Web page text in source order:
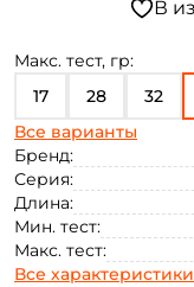
Макс. тест, гр:
17
28 32
75 80
Все варианты
Бренд:
Серия:
Длина:
Мин. тест:
Макс. тест:
Все характеристики